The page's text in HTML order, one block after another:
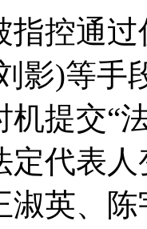
指控通
影)等手
机提交“
定代表
淑英、